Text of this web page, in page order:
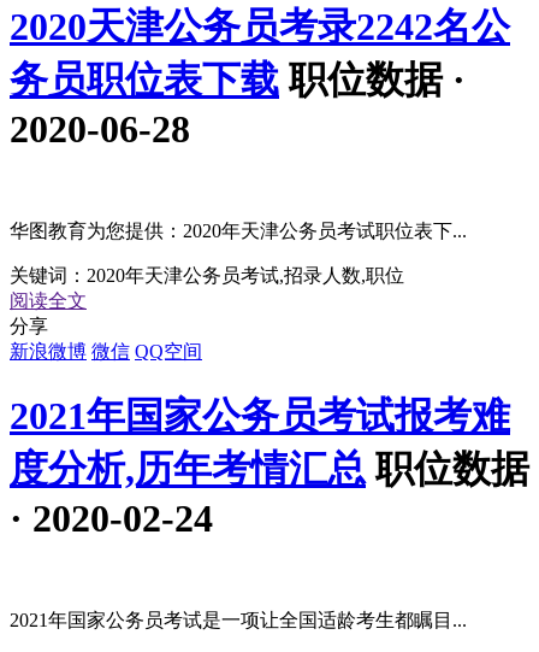
2020天津公务员考录2242名公
务员职位表下载 职位数据 ·
2020-06-28
华图教育为您提供：2020年天津公务员考试职位表下...
关键词： 2020年天津公务员考试,招录人数,职位
阅读全文
分享
新浪微博 微信 QQ空间
2021年国家公务员考试报考难
度分析,历年考情汇总 职位数据
· 2020-02-24
2021年国家公务员考试是一项让全国适龄考生都瞩目...